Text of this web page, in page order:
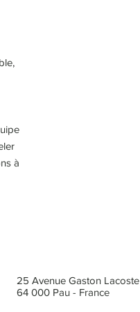
à
25 Avenue Gaston Lacoste
64 000 Pau - France